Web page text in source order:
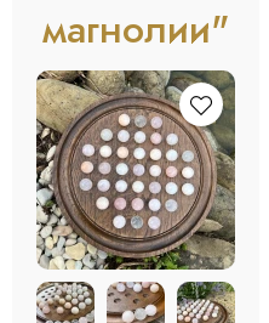
магнолии"